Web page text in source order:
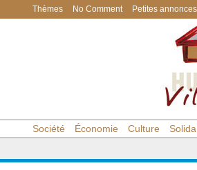
Thèmes No Comment Petites annonces
Société Économie Culture